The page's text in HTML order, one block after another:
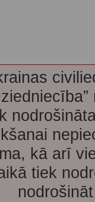
kā arī
tiek